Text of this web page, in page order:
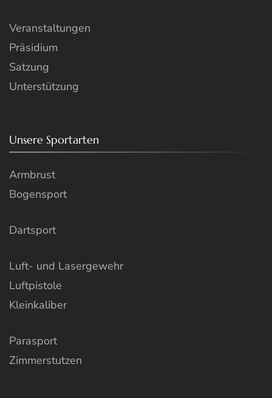
Veranstaltungen
Präsidium
Satzung
Unterstützung
Unsere Sportarten
Armbrust
Bogensport
Dartsport
Luft- und Lasergewehr
Luftpistole
Kleinkaliber
Parasport
Zimmerstutzen